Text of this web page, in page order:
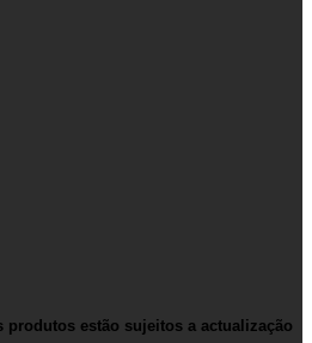
produtos estão sujeitos a actualização